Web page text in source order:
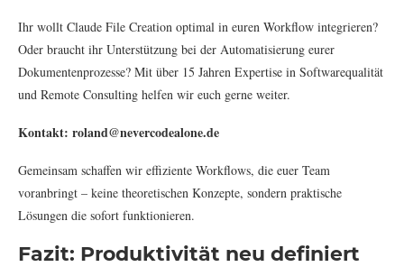
Ihr wollt Claude File Creation optimal in euren Workflow integrieren?
Oder braucht ihr Unterstützung bei der Automatisierung eurer
Dokumentenprozesse? Mit über 15 Jahren Expertise in Softwarequalität
und Remote Consulting helfen wir euch gerne weiter.
Kontakt: roland@nevercodealone.de
Gemeinsam schaffen wir effiziente Workflows, die euer Team
voranbringt – keine theoretischen Konzepte, sondern praktische
Lösungen die sofort funktionieren.
Fazit: Produktivität neu definiert